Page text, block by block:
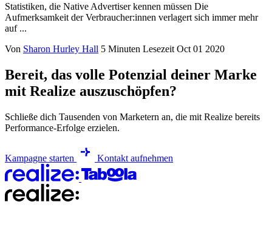
Statistiken, die Native Advertiser kennen müssen Die
Aufmerksamkeit der Verbraucher:innen verlagert sich immer mehr
auf ...
Von Sharon Hurley Hall 5 Minuten Lesezeit Oct 01 2020
Bereit, das volle Potenzial deiner Marke
mit Realize auszuschöpfen?
Schließe dich Tausenden von Marketern an, die mit Realize bereits
Performance-Erfolge erzielen.
Kampagne starten Kontakt aufnehmen